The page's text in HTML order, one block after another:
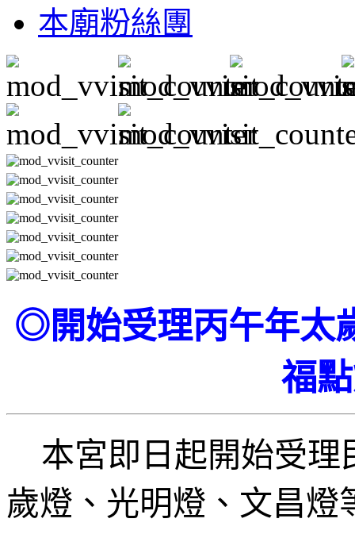
本廟粉絲團
◎開始受理丙午年太
福
本宮即日起開始受理
歲燈、光明燈、文昌燈